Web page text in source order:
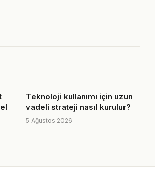
Teknoloji kullanımı için uzun
vadeli strateji nasıl kurulur?
5 Ağustos 2026